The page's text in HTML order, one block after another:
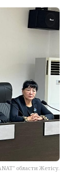
области Жетісу.